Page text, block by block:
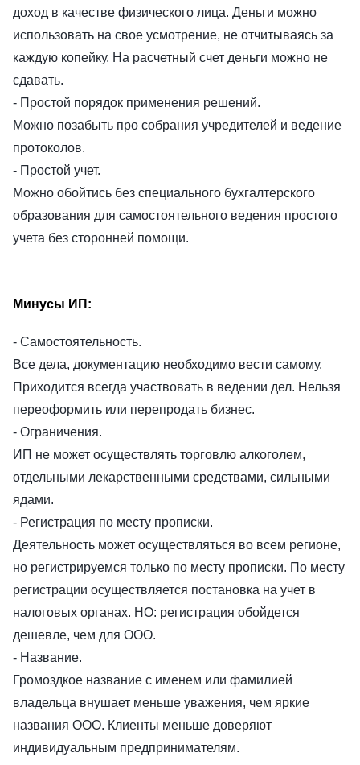
доход в качестве физического лица. Деньги можно
использовать на свое усмотрение, не отчитываясь за
каждую копейку. На расчетный счет деньги можно не
сдавать.
- Простой порядок применения решений.
Можно позабыть про собрания учредителей и ведение
протоколов.
- Простой учет.
Можно обойтись без специального бухгалтерского
образования для самостоятельного ведения простого
учета без сторонней помощи.
Минусы ИП:
- Самостоятельность.
Все дела, документацию необходимо вести самому.
Приходится всегда участвовать в ведении дел. Нельзя
переоформить или перепродать бизнес.
- Ограничения.
ИП не может осуществлять торговлю алкоголем,
отдельными лекарственными средствами, сильными
ядами.
- Регистрация по месту прописки.
Деятельность может осуществляться во всем регионе,
но регистрируемся только по месту прописки. По месту
регистрации осуществляется постановка на учет в
налоговых органах. НО: регистрация обойдется
дешевле, чем для ООО.
- Название.
Громоздкое название с именем или фамилией
владельца внушает меньше уважения, чем яркие
названия ООО. Клиенты меньше доверяют
индивидуальным предпринимателям.